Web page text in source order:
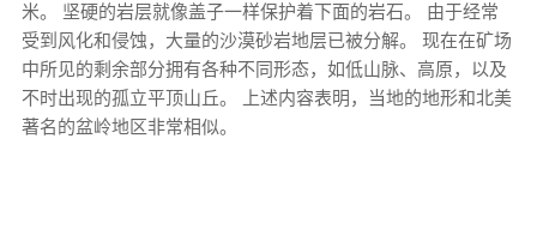
米。 坚硬的岩层就像盖子一样保护着下面的岩石。 由于经常
受到风化和侵蚀，大量的沙漠砂岩地层已被分解。 现在在矿场
中所见的剩余部分拥有各种不同形态，如低山脉、高原，以及
不时出现的孤立平顶山丘。 上述内容表明，当地的地形和北美
著名的盆岭地区非常相似。